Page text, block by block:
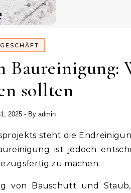
GESCHÄFT
sollten
2025 - By admin
ist jedoch
zu machen.
von Bauschutt und